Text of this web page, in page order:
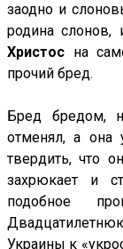
заодно и
родина слонов,
Христос на
прочий бред.
Бред бредом,
отменял, а она
твердить, что
захрюкает и
подобное
Украины к